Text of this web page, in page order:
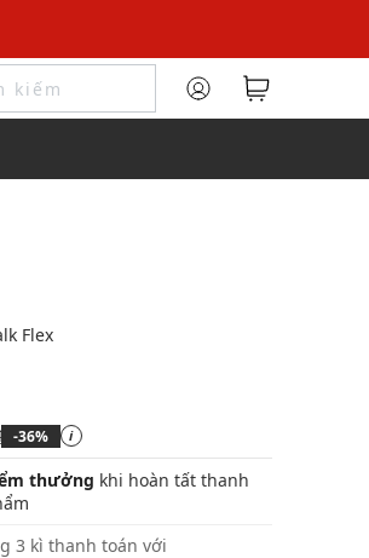
Flex
-36% i
thưởng khi hoàn tất thanh
3 kì thanh toán với